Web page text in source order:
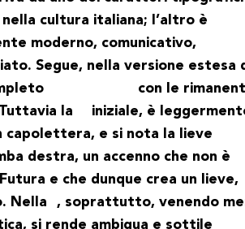
cultura italiana; l’altro è
moderno, comunicativo,
Segue, nella versione estesa
con le
la
iniziale, è
capolettera, e si nota la lieve
destra, un accenno che non è
e che dunque crea un lieve,
Nella , soprattutto, venendo